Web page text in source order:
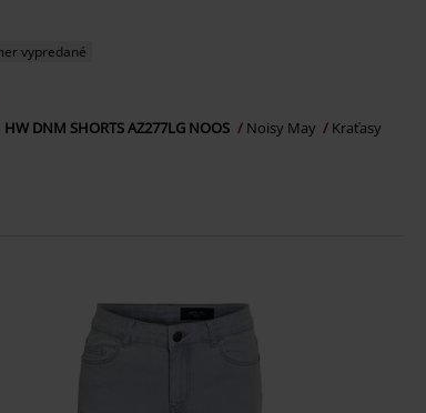
vypredané
DNM SHORTS AZ277LG NOOS Noisy May Kraťasy